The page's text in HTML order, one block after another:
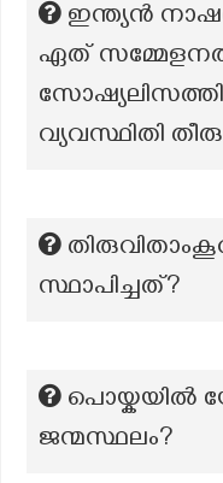
ഇന്ത്യൻ
ഏത്
വ്യവസ്ഥിതി
സ്ഥാപിച്ചത്?
പൊയ്കയിൽ
ജന്മസ്ഥലം?